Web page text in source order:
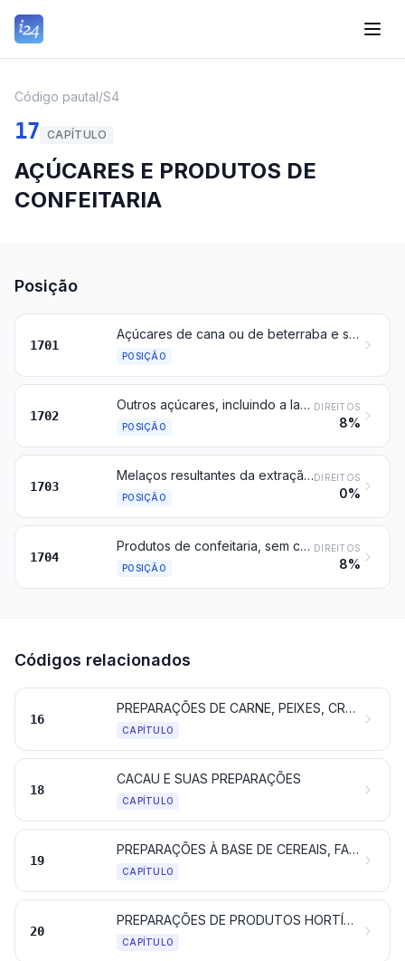
Código pautal/S4
17 CAPÍTULO
AÇÚCARES E PRODUTOS DE
CONFEITARIA
Posição
1701
Açúcares de cana ou de beterraba e sacarose quimicamente pura, no estado sólido
POSIÇÃO
1702
Outros açúcares, incluindo a lactose, maltose, glicose e frutose (levulose), quimicamente puras, no estado sólido; xaropes de açúcares, sem adição de aromatizantes ou de corantes; sucedâneos do mel, mesmo misturados com mel natural; açúcares e melaços caramelizados
POSIÇÃO
DIREITOS
8%
1703
Melaços resultantes da extração ou refinação do açúcar
POSIÇÃO
DIREITOS
0%
1704
Produtos de confeitaria, sem cacau (incluindo o chocolate branco)
POSIÇÃO
DIREITOS
8%
Códigos relacionados
16
PREPARAÇÕES DE CARNE, PEIXES, CRUSTÁCEOS, MOLUSCOS, OUTROS INVERTEBRADOS AQUÁTICOS OU DE INSETOS
CAPÍTULO
18
CACAU E SUAS PREPARAÇÕES
CAPÍTULO
19
PREPARAÇÕES À BASE DE CEREAIS, FARINHAS, AMIDOS, FÉCULAS OU LEITE; PRODUTOS DE PASTELARIA
CAPÍTULO
20
PREPARAÇÕES DE PRODUTOS HORTÍCOLAS, FRUTA OU DE OUTRAS PARTES DE PLANTAS
CAPÍTULO